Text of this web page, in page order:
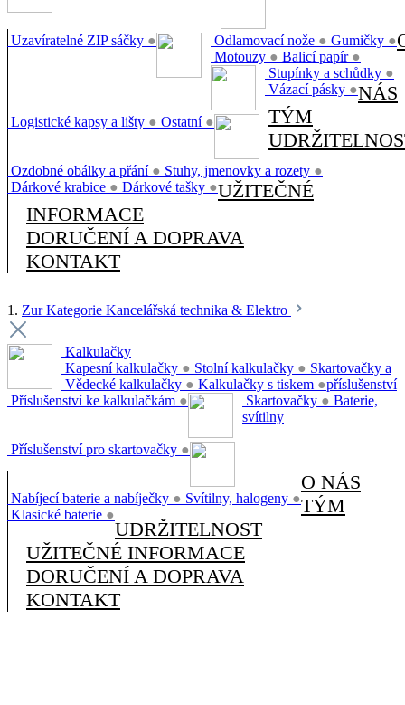
Uzavíratelné ZIP sáčky ● Odlamovací nože ● Gumičky ●
Motouzy ● Balicí papír ●
Stupínky a schůdky ●
Vázací pásky ●
Logistické kapsy a lišty ● Ostatní ●
Ozdobné obálky a přání ● Stuhy, jmenovky a rozety ●
Dárkové krabice ● Dárkové tašky ●
NÁS
TÝM
UŽITEČNÉ
INFORMACE
DORUČENÍ A DOPRAVA
KONTAKT
1. Zur Kategorie Kancelářská technika & Elektro
Kalkulačky
Kapesní kalkulačky ● Stolní kalkulačky ●
Vědecké kalkulačky ● Kalkulačky s tiskem ●
Příslušenství ke kalkulačkám ●
Skartovačky a
příslušenství
Skartovačky ●
Příslušenství pro skartovačky ●
Baterie,
svítilny
Nabíjecí baterie a nabíječky ● Svítilny, halogeny ●
Klasické baterie ●
O NÁS
TÝM
UDRŽITELNOST
UŽITEČNÉ INFORMACE
DORUČENÍ A DOPRAVA
KONTAKT